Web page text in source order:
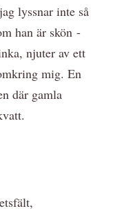
lyssnar inte så
han är skön -
njuter av ett
mig. En
där gamla